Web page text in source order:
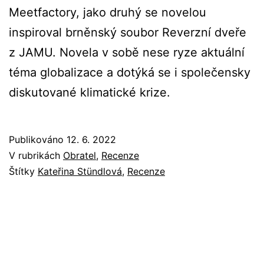
Meetfactory, jako druhý se novelou
inspiroval brněnský soubor Reverzní dveře
z JAMU. Novela v sobě nese ryze aktuální
téma globalizace a dotýká se i společensky
diskutované klimatické krize.
Publikováno 12. 6. 2022
V rubrikách Obratel, Recenze
Štítky Kateřina Stündlová, Recenze